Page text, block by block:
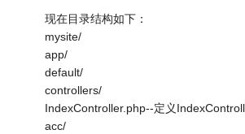
现在目录结构如下：
mysite/
app/
default/
controllers/
IndexController.php--定义
acc/